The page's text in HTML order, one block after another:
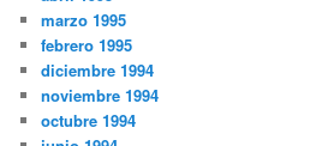
marzo 1995
febrero 1995
diciembre 1994
noviembre 1994
octubre 1994